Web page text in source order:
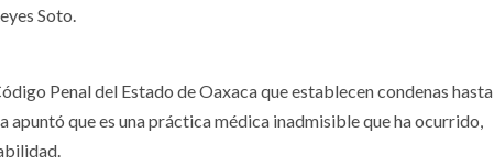
Soto.
Penal del Estado de Oaxaca que establecen condenas hasta
que es una práctica médica inadmisible que ha ocurrido,